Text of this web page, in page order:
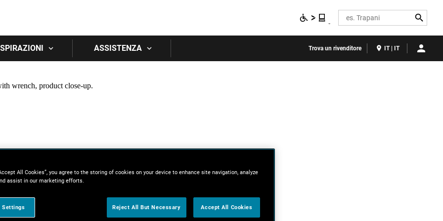
Search
ASSISTENZA Trova un rivenditore IT | IT
All Cookies”, you agree to the storing of cookies on your device to enhance site navigation, analyze
assist in our marketing efforts.
Settings Reject All But Necessary Accept All Cookies